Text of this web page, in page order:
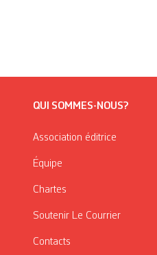
QUI SOMMES-NOUS?
Association éditrice
Équipe
Chartes
Soutenir Le Courrier
Contacts